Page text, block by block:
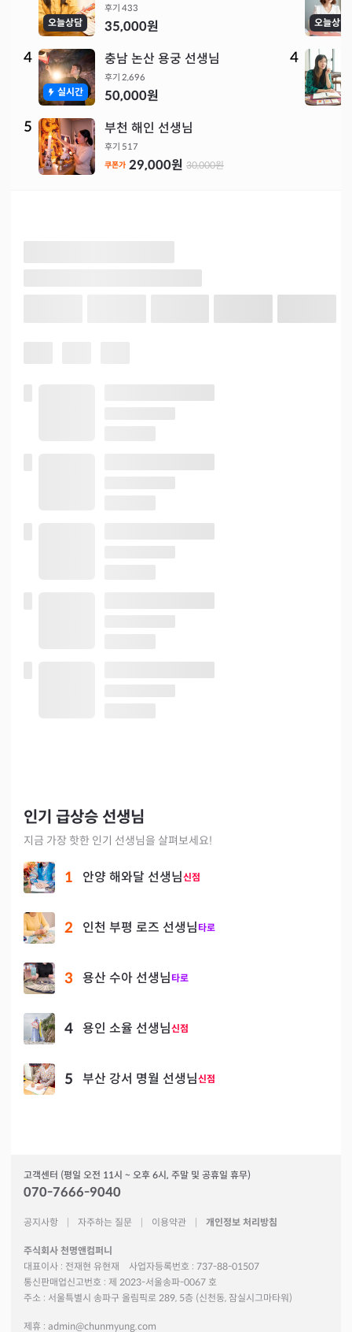
오늘상담
후기 433
35,000원
4
실시간
충남 논산 용궁 선생님
후기 2,696
50,000원
5 부천 해인 선생님
후기 517
쿠폰가 29,000원 30,000원
오늘상담
4
인기 급상승 선생님
지금 가장 핫한 인기 선생님을 살펴보세요!
1 안양 해와달 선생님신점
2 인천 부평 로즈 선생님 타로
3 용산 수아 선생님 타로
4 용인 소율 선생님신점
5 부산 강서 명월 선생님신점
고객센터 (평일 오전 11시 ~ 오후 6시, 주말 및 공휴일 휴무)
070-7666-9040
공지사항 자주하는 질문 이용약관 개인정보 처리방침
주식회사 천명앤컴퍼니
대표이사 : 전재현 유현재 사업자등록번호 : 737-88-01507
통신판매업신고번호 : 제 2023-서울송파-0067 호
주소 : 서울특별시 송파구 올림픽로 289, 5층 (신천동, 잠실시그마타워)
제휴 : admin@chunmyung.com